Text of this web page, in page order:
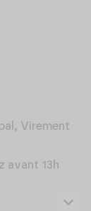
Virement
avant 13h